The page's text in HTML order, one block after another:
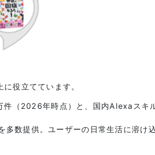
役立てています。
（2026年時点）と、国内Alexaスキ
数提供。ユーザーの日常生活に溶け